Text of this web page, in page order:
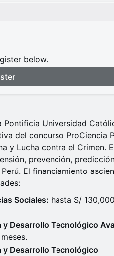
below.
Universidad
del concurso ProCiencia
y Lucha contra el Crimen.
prevención,
El financiamiento
Sociales: hasta S/
Desarrollo Tecnológico
Desarrollo Tecnológico